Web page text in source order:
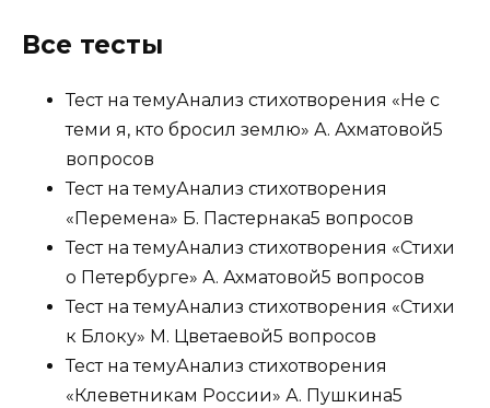
Все тесты
Тест на темуАнализ стихотворения «Не с
теми я, кто бросил землю» А. Ахматовой5
вопросов
Тест на темуАнализ стихотворения
«Перемена» Б. Пастернака5 вопросов
Тест на темуАнализ стихотворения «Стихи
о Петербурге» А. Ахматовой5 вопросов
Тест на темуАнализ стихотворения «Стихи
к Блоку» М. Цветаевой5 вопросов
Тест на темуАнализ стихотворения
«Клеветникам России» А. Пушкина5